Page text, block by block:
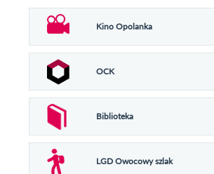
Kino Opolanka
OCK
Biblioteka
LGD Owocowy szlak